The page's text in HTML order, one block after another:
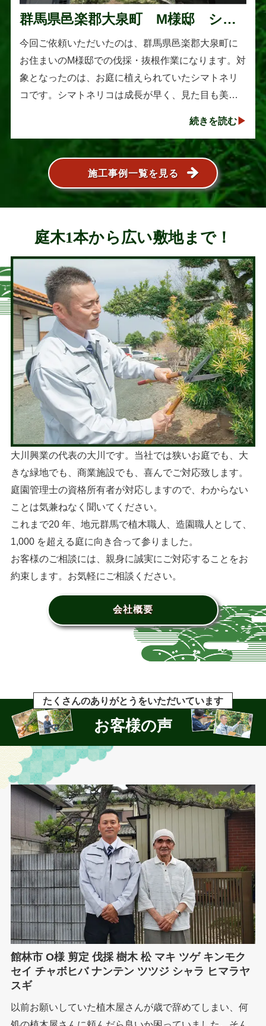
群馬県邑楽郡大泉町 M様邸 シマ
トネリコの伐採と抜根作業
今回ご依頼いただいたのは、群馬県邑楽郡大泉町に
お住まいのM様邸での伐採・抜根作業になります。対
象となったのは、お庭に植えられていたシマトネリ
コです。シマトネリコは成長が早く、見た目も美し
続きを読む
施工事例一覧を見る
庭木1本から広い敷地まで！
大川興業の代表の大川です。当社では狭いお庭でも、大
きな緑地でも、商業施設でも、喜んでご対応致します。
庭園管理士の資格所有者が対応しますので、わからない
ことは気兼ねなく聞いてください。
これまで20 年、地元群馬で植木職人、造園職人として、
1,000 を超える庭に向き合って参りました。
お客様のご相談には、親身に誠実にご対応することをお
約束します。お気軽にご相談ください。
会社概要
たくさんのありがとうをいただいています
お客様の声
館林市 O様 剪定 伐採 樹木 松 マキ ツゲ キンモク
セイ チャボヒバ ナンテン ツツジ シャラ ヒマラヤ
スギ
以前お願いしていた植木屋さんが歳で辞めてしまい、何